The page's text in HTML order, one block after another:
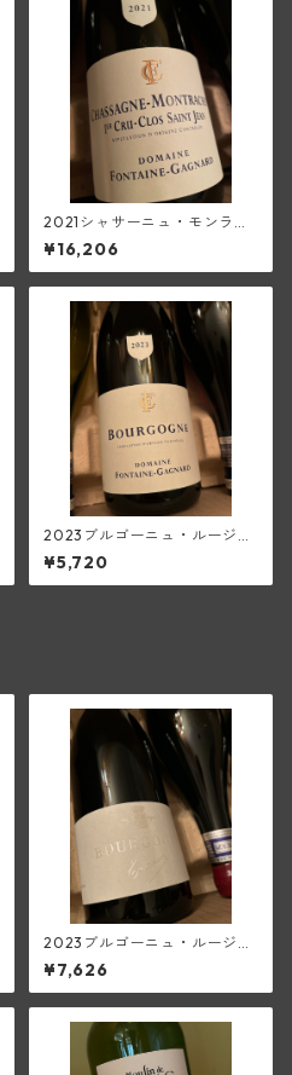
2021シャサーニュ・モンラッ
シェ1級クロ・サン・ジャン(フ
ォンテーヌ・ガニャール)
¥16,206
2023ブルゴーニュ・ルージュ
(フォンテーヌ・ガニャール)
¥5,720
2023ブルゴーニュ・ルージュ
(トラペ)
¥7,626